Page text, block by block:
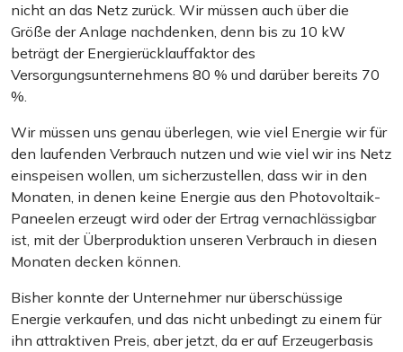
nicht an das Netz zurück. Wir müssen auch über die
Größe der Anlage nachdenken, denn bis zu 10 kW
beträgt der Energierücklauffaktor des
Versorgungsunternehmens 80 % und darüber bereits 70
%.
Wir müssen uns genau überlegen, wie viel Energie wir für
den laufenden Verbrauch nutzen und wie viel wir ins Netz
einspeisen wollen, um sicherzustellen, dass wir in den
Monaten, in denen keine Energie aus den Photovoltaik-
Paneelen erzeugt wird oder der Ertrag vernachlässigbar
ist, mit der Überproduktion unseren Verbrauch in diesen
Monaten decken können.
Bisher konnte der Unternehmer nur überschüssige
Energie verkaufen, und das nicht unbedingt zu einem für
ihn attraktiven Preis, aber jetzt, da er auf Erzeugerbasis